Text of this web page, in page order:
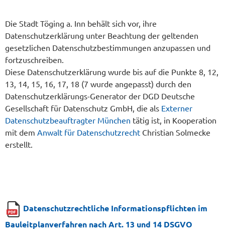
Die Stadt Töging a. Inn behält sich vor, ihre
Datenschutzerklärung unter Beachtung der geltenden
gesetzlichen Datenschutzbestimmungen anzupassen und
fortzuschreiben.
Diese Datenschutzerklärung wurde bis auf die Punkte 8, 12,
13, 14, 15, 16, 17, 18 (7 wurde angepasst) durch den
Datenschutzerklärungs-Generator der DGD Deutsche
Gesellschaft für Datenschutz GmbH, die als Externer
Datenschutzbeauftragter München tätig ist, in Kooperation
mit dem Anwalt für Datenschutzrecht Christian Solmecke
erstellt.
Datenschutzrechtliche Informationspflichten im
Bauleitplanverfahren nach Art. 13 und 14 DSGVO